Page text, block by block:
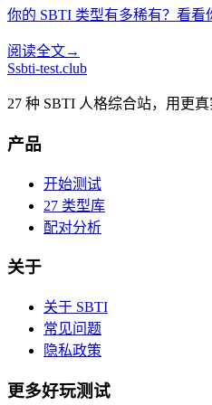
你的 SBTI 类型有多稀有？看
阅读全文→
Ssbti-test.club
27 种 SBTI 人格综合站，用更
产品
开始测试
27 类型库
配对分析
关于
关于 SBTI
常见问题
隐私政策
更多好玩测试